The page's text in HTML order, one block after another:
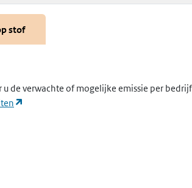
stof
de verwachte of mogelijke emissie per